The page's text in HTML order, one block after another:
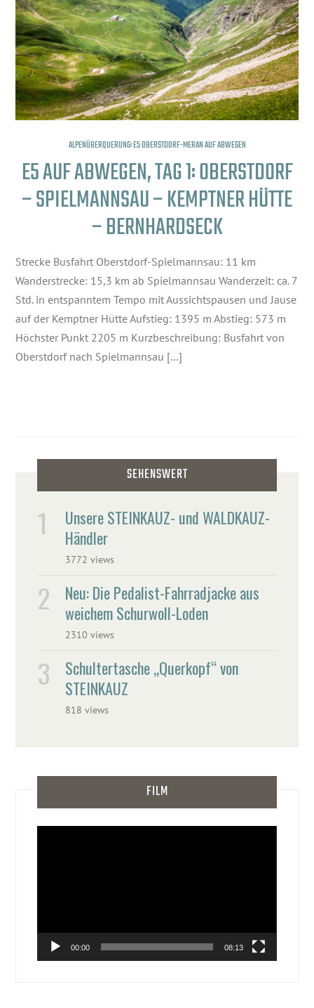
ALPENÜBERQUERUNG: E5 OBERSTDORF-MERAN AUF ABWEGEN
E5 AUF ABWEGEN, TAG 1: OBERSTDORF
– SPIELMANNSAU – KEMPTNER HÜTTE
– BERNHARDSECK
Strecke Busfahrt Oberstdorf-Spielmannsau: 11 km
Wanderstrecke: 15,3 km ab Spielmannsau Wanderzeit: ca. 7
Std. in entspanntem Tempo mit Aussichtspausen und Jause
auf der Kemptner Hütte Aufstieg: 1395 m Abstieg: 573 m
Höchster Punkt 2205 m Kurzbeschreibung: Busfahrt von
Oberstdorf nach Spielmannsau […]
SEHENSWERT
Unsere STEINKAUZ- und WALDKAUZ-
Händler
3772 views
Neu: Die Pedalist-Fahrradjacke aus
weichem Schurwoll-Loden
2310 views
Schultertasche „Querkopf“ von
STEINKAUZ
818 views
FILM
00:00 08:13